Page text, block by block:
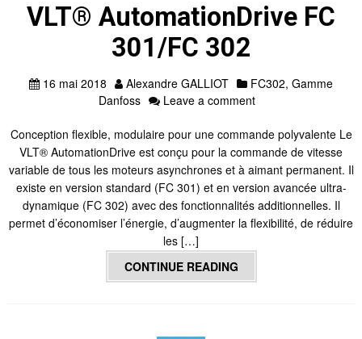
VLT® AutomationDrive FC
301/FC 302
16 mai 2018 Alexandre GALLIOT FC302, Gamme
Danfoss
Leave a comment
Conception flexible, modulaire pour une commande polyvalente Le
VLT® AutomationDrive est conçu pour la commande de vitesse
variable de tous les moteurs asynchrones et à aimant permanent. Il
existe en version standard (FC 301) et en version avancée ultra-
dynamique (FC 302) avec des fonctionnalités additionnelles. Il
permet d’économiser l’énergie, d’augmenter la flexibilité, de réduire
les […]
CONTINUE READING